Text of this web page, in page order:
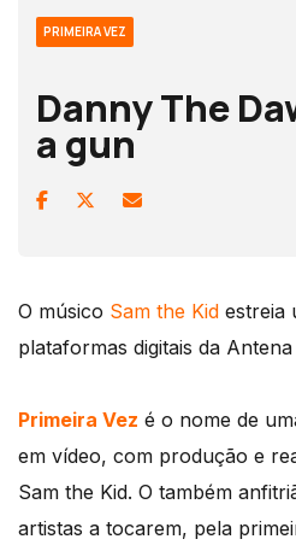
PRIMEIRA VEZ
Danny The
a gun
O músico Sam the Kid estreia
plataformas digitais da Antena
Primeira Vez é o nome de
em vídeo, com produção e
Sam the Kid. O também
artistas a tocarem, pela